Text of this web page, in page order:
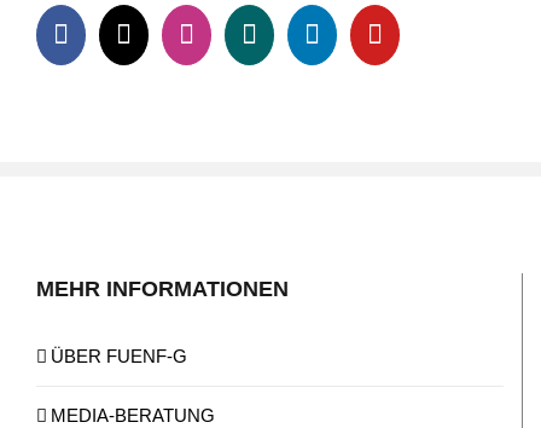
MEHR INFORMATIONEN
ÜBER FUENF-G
MEDIA-BERATUNG